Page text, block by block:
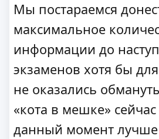
Мы постараемся
максимальное
информации до
экзаменов хотя бы
не оказались
«кота в мешке» сейчас
данный момент лучше